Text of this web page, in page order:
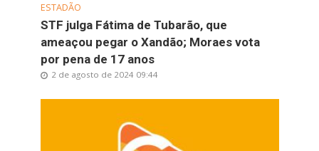
ESTADÃO
STF julga Fátima de Tubarão, que
ameaçou pegar o Xandão; Moraes vota
por pena de 17 anos
2 de agosto de 2024 09:44